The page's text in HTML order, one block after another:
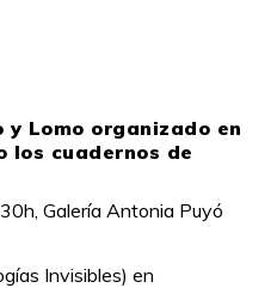
Lomo organizado en
los cuadernos de
Galería Antonia Puyó
Invisibles) en